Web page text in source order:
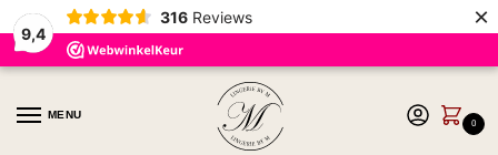
9,4
316 Reviews ×
MENU
0